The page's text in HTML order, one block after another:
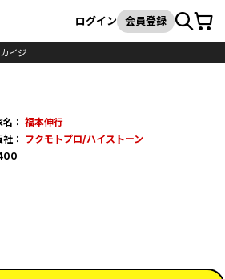
検索
ログイン 会員登録カート
イジ
： 福本伸行
： フクモトプロ/ハイストーン